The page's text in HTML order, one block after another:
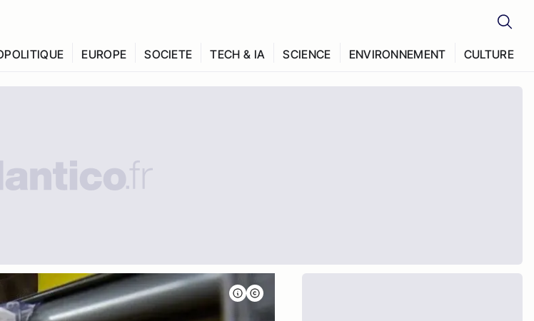
EUROPE SOCIETE TECH & IA SCIENCE ENVIRONNEMENT CULTURE